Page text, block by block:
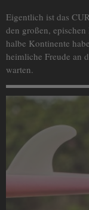
Eigentlich ist das
den großen,
halbe Kontinente
heimliche Freude an
warten.